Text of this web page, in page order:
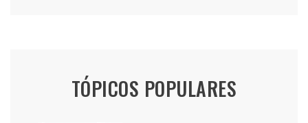
TÓPICOS POPULARES